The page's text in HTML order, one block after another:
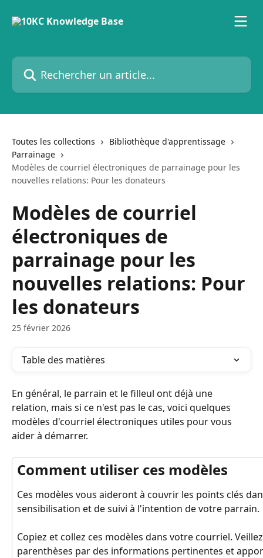
Rechercher un article...
Toutes les collections
Bibliothèque d'apprentissage
Parrainage
Modèles de courriel électroniques de parrainage pour les
nouvelles relations: Pour les donateurs
Modèles de courriel
électroniques de
parrainage pour les
nouvelles relations: Pour
les donateurs
25 février 2026
Table des matières
En général, le parrain et le filleul ont déjà une
relation, mais si ce n'est pas le cas, voici quelques
modèles d'courriel électroniques utiles pour vous
aider à démarrer.
Comment utiliser ces modèles
Ces modèles vous aideront à couvrir les points clés
sensibilisation et de suivi à l'intention de votre parrain.
Copiez et collez ces modèles dans votre courriel.
parenthèses par des informations pertinentes et